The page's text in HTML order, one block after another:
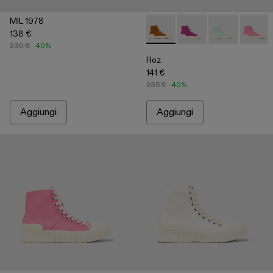
MIL 1978
138 €
230 € -40%
Aggiungi
Roz - A700002-003 - Brown
Roz - A700002-006
Roz - Roz -
Roz
141 €
235 € -40%
Aggiungi